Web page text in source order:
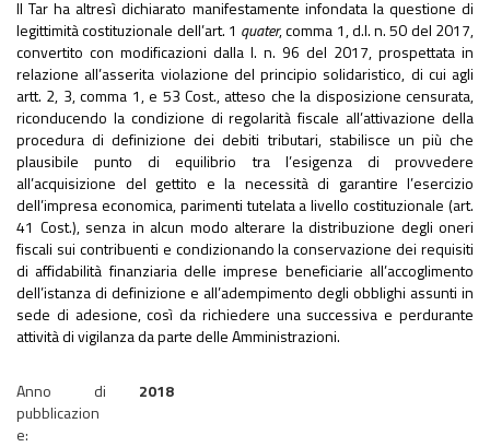
Il Tar ha altresì dichiarato manifestamente infondata la questione di
legittimità costituzionale dell’art. 1 quater, comma 1, d.l. n. 50 del 2017,
convertito con modificazioni dalla l. n. 96 del 2017, prospettata in
relazione all’asserita violazione del principio solidaristico, di cui agli
artt. 2, 3, comma 1, e 53 Cost., atteso che la disposizione censurata,
riconducendo la condizione di regolarità fiscale all’attivazione della
procedura di definizione dei debiti tributari, stabilisce un più che
plausibile punto di equilibrio tra l’esigenza di provvedere
all’acquisizione del gettito e la necessità di garantire l’esercizio
dell’impresa economica, parimenti tutelata a livello costituzionale (art.
41 Cost.), senza in alcun modo alterare la distribuzione degli oneri
fiscali sui contribuenti e condizionando la conservazione dei requisiti
di affidabilità finanziaria delle imprese beneficiarie all’accoglimento
dell’istanza di definizione e all’adempimento degli obblighi assunti in
sede di adesione, così da richiedere una successiva e perdurante
attività di vigilanza da parte delle Amministrazioni.
Anno di
pubblicazion
e:
2018